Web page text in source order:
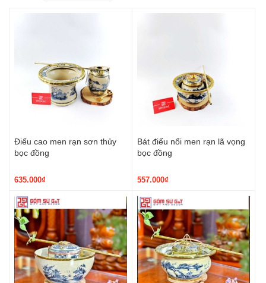
Điếu cao men rạn sơn thủy
bọc đồng
635.000₫
Bát điếu nổi men rạn lã vọng
bọc đồng
557.000₫